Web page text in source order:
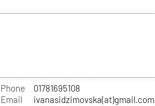
Phone
01781695108
Email
ivanasidzimovska(at)gmail.com